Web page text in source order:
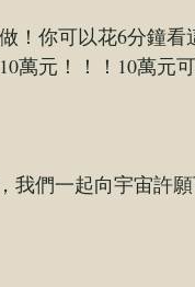
！你可以花6分鐘看
萬元！！！10萬元
我們一起向宇宙許